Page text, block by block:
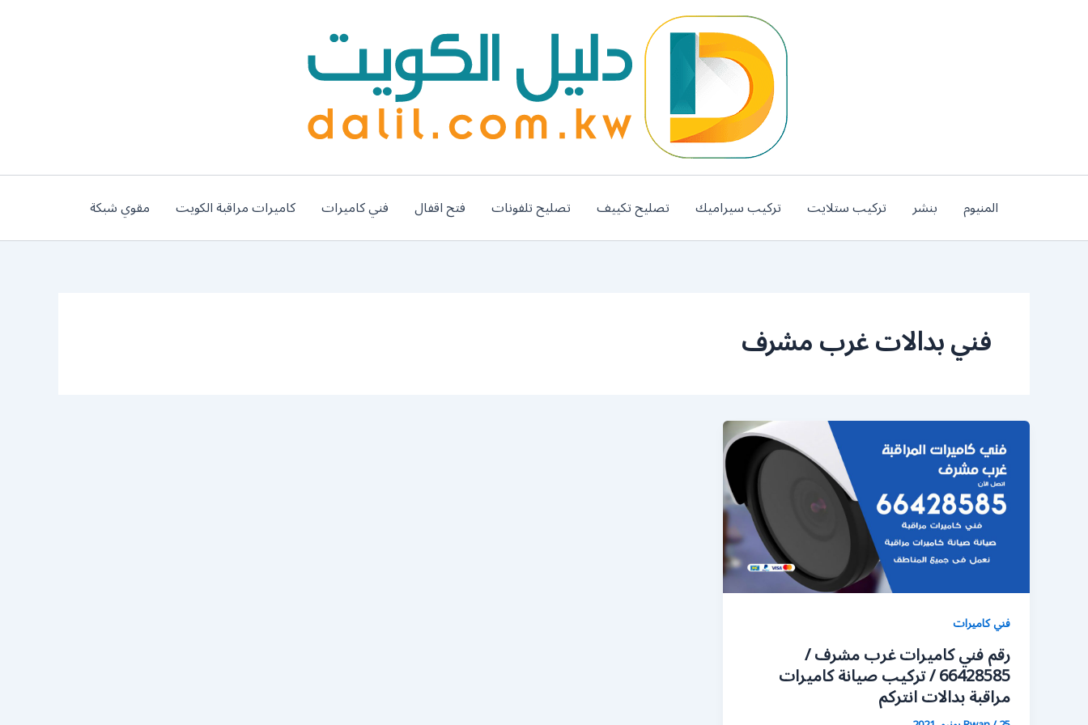
المنيوم بنشر تركيب ستلايت تركيب سيراميك تصليح تكييف تصليح تلفونات فتح اقفال فني كاميرات كاميرات مراقبة الكويت مقوي شبكة
فني بدالات غرب مشرف
فني كاميرات
رقم فني كاميرات غرب مشرف /
66428585 / تركيب صيانة كاميرات
مراقبة بدالات انتركم